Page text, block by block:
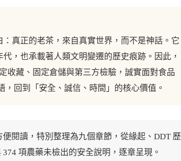
真正的老茶，來自真實世界，而不是神話。它
，也承載著人類文明變遷的歷史痕跡。因此，
收藏、固定倉儲與第三方檢驗，誠實面對食品
回到「安全、誠信、時間」的核心價值。
閱讀，特別整理為九個章節，從緣起、DDT 歷
項農藥未檢出的安全說明，逐章呈現。